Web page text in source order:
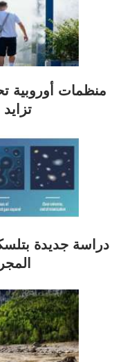
منظمات أوروبية
دراسة جديدة